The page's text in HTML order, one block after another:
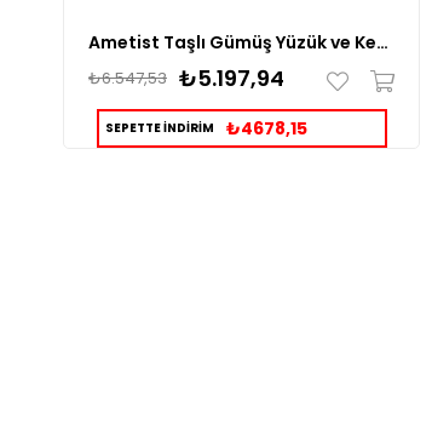
Ametist Taşlı Gümüş Yüzük ve Kehribar Taşlı Tesbih Kombin
₺5.197,94
₺6.547,53
SEPETTE İNDİRİM ₺4678,15